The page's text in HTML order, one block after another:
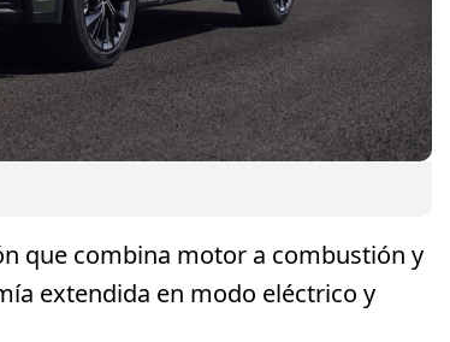
que combina motor a combustión y
extendida en modo eléctrico y